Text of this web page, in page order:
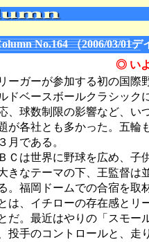
No.164 （2006/03/01デ
◎ い
ーガーが参加する初の国際
ドベースボールクラシック
、球数制限の影響など、い
が各社とも多かった。五輪
月である。
Ｃは世界に野球を広め、子
きなテーマの下、王監督は
。福岡ドームでの合宿を取
は、イチローの存在感とリ
だ。最近はやりの「スモー
投手のコントロールと、走